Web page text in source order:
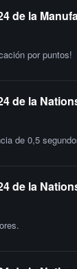
de la
por puntos!
de la
de 0,5
de la